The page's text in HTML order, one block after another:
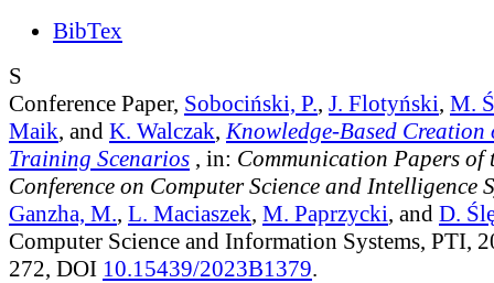
BibTex
S
Conference Paper, Sobociński, P., J. Flotyński, M.
Maik, and K. Walczak, Knowledge-Based
Training Scenarios , in: Communication Papers of
Conference on Computer Science and Intelligence
Ganzha, M., L. Maciaszek, M. Paprzycki, and D.
Computer Science and Information Systems, PTI,
272, DOI 10.15439/2023B1379.